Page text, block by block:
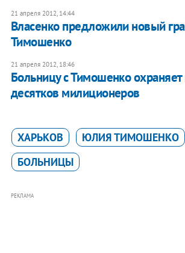
21 апреля 2012, 14:44
Власенко предложили новый
Тимошенко
21 апреля 2012, 18:46
Больницу с Тимошенко охраняет
десятков милиционеров
ХАРЬКОВ
ЮЛИЯ ТИМОШЕНКО
БОЛЬНИЦЫ
РЕКЛАМА